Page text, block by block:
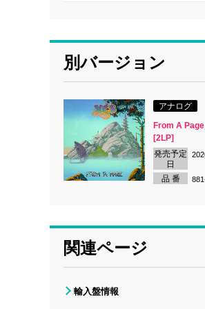
別バージョン
アナログ
From A
[2LP]
発売予定
日
品 番
関連ページ
輸入盤情報